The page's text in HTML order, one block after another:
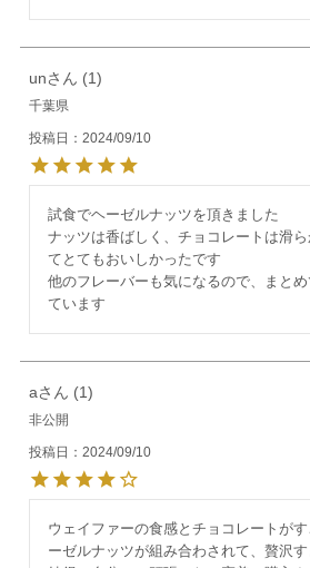
un 1
千葉県
投稿日 2024/09/10
試食でヘーゼルナッツを頂きました
ナッツは香ばしく、チョコレートは滑
てとてもおいしかったです
他のフレーバーも気になるので、まと
ています
a 1
非公開
投稿日 2024/09/10
ウェイファーの食感とチョコレートが
ーゼルナッツが組み合わされて、贅沢